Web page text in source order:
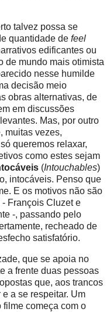
talvez possa se
quantidade de feel
edificantes ou
de mundo mais otimista
nesse humilde
decisão meio
obras alternativas, de
em discussões
Mas, por outro
muitas vezes,
queremos relaxar,
como estes sejam
(Intouchables)
intocáveis. Penso que
E os motivos não são
François Cluzet e
-, passando pelo
recheado de
satisfatório.
que se apoia no
a frente duas pessoas
que, aos trancos
a se respeitar. Um
começa com o